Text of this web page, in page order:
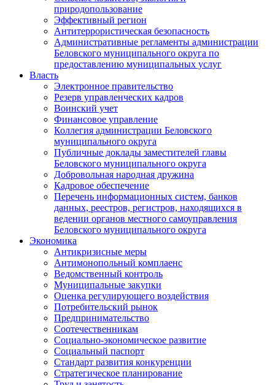
природопользование
Эффективный регион
Антитеррористическая безопасность
Административные регламенты администрации
Беловского муниципального округа по
предоставлению муниципальных услуг
Власть
Электронное правительство
Резерв управленческих кадров
Воинский учет
Финансовое управление
Коллегия администрации Беловского
муниципального округа
Публичные доклады заместителей главы
Беловского муниципального округа
Добровольная народная дружина
Кадровое обеспечение
Перечень информационных систем, банков
данных, реестров, регистров, находящихся в
ведении органов местного самоуправления
Беловского муниципального округа
Экономика
Антикризисные меры
Антимонопольный комплаенс
Ведомственный контроль
Муниципальные закупки
Оценка регулирующего воздействия
Потребительский рынок
Предпринимательство
Соотечественникам
Социально-экономическое развитие
Социальный паспорт
Стандарт развития конкуренции
Стратегическое планирование